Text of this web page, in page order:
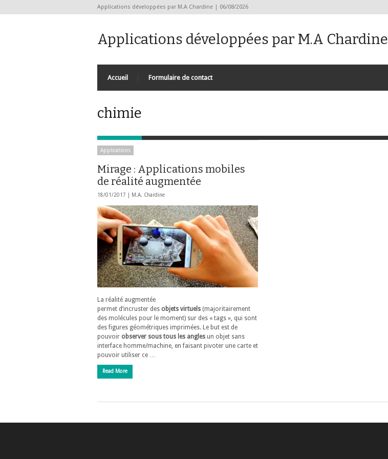
Applications développées par M.A Chardine | 06/08/2026
Applications développées par M.A Chardine
Accueil Formulaire de contact
chimie
Applications
Mirage : Applications mobiles
de réalité augmentée
18/01/2017 | M.A. Chardine
La réalité augmentée
permet d’incruster des objets virtuels (majoritairement
des molécules pour le moment) sur des « tags », qui sont
des figures géométriques imprimées. Le but est de
pouvoir observer sous tous les angles un objet sans
interface homme/machine, en faisant pivoter une carte et
pouvoir utiliser ce …
Read More